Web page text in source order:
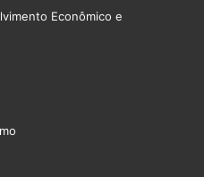
Econômico e